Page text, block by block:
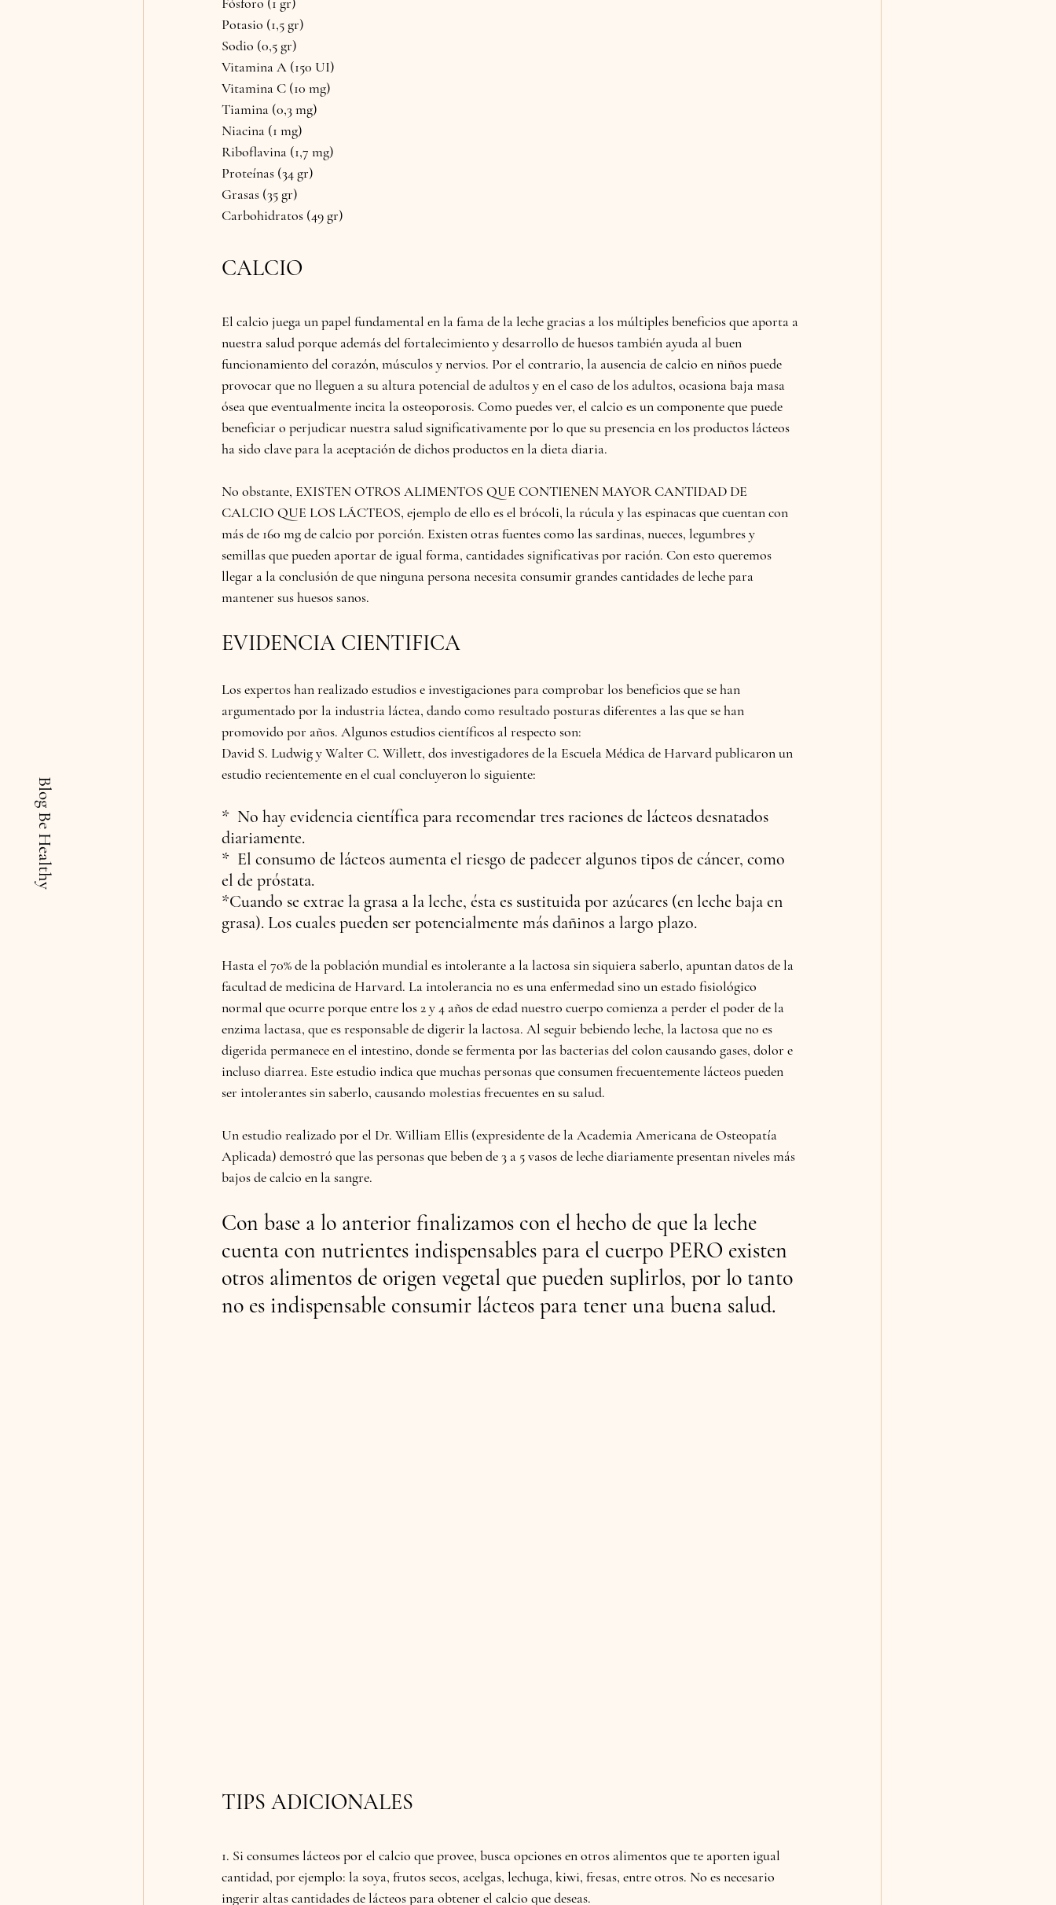
Blog Be Healthy
Potasio (1,5 gr)
Sodio (0,5 gr)
Vitamina A (150 UI)
Vitamina C (10 mg)
Tiamina (0,3 mg)
Niacina (1 mg)
Riboflavina (1,7 mg)
Proteínas (34 gr)
Grasas (35 gr)
Carbohidratos (49 gr)
CALCIO
El calcio juega un papel fundamental en la fama de la leche gracias a los múltiples beneficios que aporta a
nuestra salud porque además del fortalecimiento y desarrollo de huesos también ayuda al buen
funcionamiento del corazón, músculos y nervios. Por el contrario, la ausencia de calcio en niños puede
provocar que no lleguen a su altura potencial de adultos y en el caso de los adultos, ocasiona baja masa
ósea que eventualmente incita la osteoporosis. Como puedes ver, el calcio es un componente que puede
beneficiar o perjudicar nuestra salud significativamente por lo que su presencia en los productos lácteos
ha sido clave para la aceptación de dichos productos en la dieta diaria.
No obstante, EXISTEN OTROS ALIMENTOS QUE CONTIENEN MAYOR CANTIDAD DE
CALCIO QUE LOS LÁCTEOS, ejemplo de ello es el brócoli, la rúcula y las espinacas que cuentan con
más de 160 mg de calcio por porción. Existen otras fuentes como las sardinas, nueces, legumbres y
semillas que pueden aportar de igual forma, cantidades significativas por ración. Con esto queremos
llegar a la conclusión de que ninguna persona necesita consumir grandes cantidades de leche para
mantener sus huesos sanos.
EVIDENCIA CIENTIFICA
Los expertos han realizado estudios e investigaciones para comprobar los beneficios que se han
argumentado por la industria láctea, dando como resultado posturas diferentes a las que se han
promovido por años. Algunos estudios científicos al respecto son:
David S. Ludwig y Walter C. Willett, dos investigadores de la Escuela Médica de Harvard publicaron un
estudio recientemente en el cual concluyeron lo siguiente:
*  No hay evidencia científica para recomendar tres raciones de lácteos desnatados
diariamente.
*  El consumo de lácteos aumenta el riesgo de padecer algunos tipos de cáncer, como
el de próstata.
*Cuando se extrae la grasa a la leche, ésta es sustituida por azúcares (en leche baja en
grasa). Los cuales pueden ser potencialmente más dañinos a largo plazo.
Hasta el 70% de la población mundial es intolerante a la lactosa sin siquiera saberlo, apuntan datos de la
facultad de medicina de Harvard. La intolerancia no es una enfermedad sino un estado fisiológico
normal que ocurre porque entre los 2 y 4 años de edad nuestro cuerpo comienza a perder el poder de la
enzima lactasa, que es responsable de digerir la lactosa. Al seguir bebiendo leche, la lactosa que no es
digerida permanece en el intestino, donde se fermenta por las bacterias del colon causando gases, dolor e
incluso diarrea. Este estudio indica que muchas personas que consumen frecuentemente lácteos pueden
ser intolerantes sin saberlo, causando molestias frecuentes en su salud.
Un estudio realizado por el Dr. William Ellis (expresidente de la Academia Americana de Osteopatía
Aplicada) demostró que las personas que beben de 3 a 5 vasos de leche diariamente presentan niveles más
bajos de calcio en la sangre.
Con base a lo anterior finalizamos con el hecho de que la leche
cuenta con nutrientes indispensables para el cuerpo PERO existen
otros alimentos de origen vegetal que pueden suplirlos, por lo tanto
no es indispensable consumir lácteos para tener una buena salud.
TIPS ADICIONALES
1. Si consumes lácteos por el calcio que provee, busca opciones en otros alimentos que te aporten igual
cantidad, por ejemplo: la soya, frutos secos, acelgas, lechuga, kiwi, fresas, entre otros. No es necesario
ingerir altas cantidades de lácteos para obtener el calcio que deseas.